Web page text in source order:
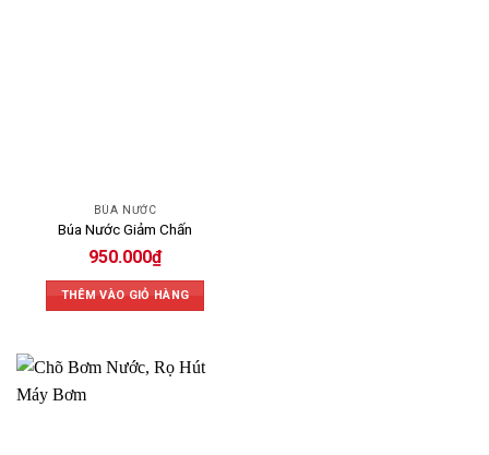
BÚA NƯỚC
Búa Nước Giảm Chấn
950.000₫
THÊM VÀO GIỎ HÀNG